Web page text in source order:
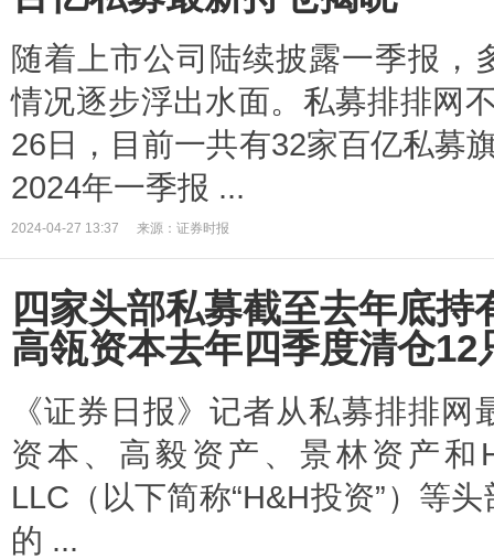
随着上市公司陆续披露一季报，
情况逐步浮出水面。私募排排网
26日，目前一共有32家百亿私募
2024年一季报 ...
2024-04-27 13:37 来源：证券时报
四家头部私募截至去年底
高瓴资本去年四季度清仓12
《证券日报》记者从私募排排
资本、高毅资产、景林资产和
LLC（以下简称“H&H投资”）等
的 ...